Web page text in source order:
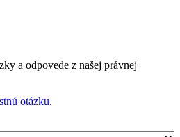
a odpovede z našej právnej
otázku.